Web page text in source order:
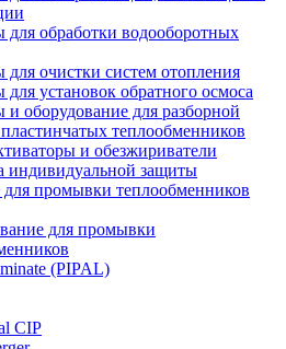
для обработки водооборотных
для очистки систем отопления
для установок обратного осмоса
и оборудование для разборной
теплообменников
и обезжириватели
индивидуальной защиты
промывки теплообменников
для промывки
(PIPAL)
CIP